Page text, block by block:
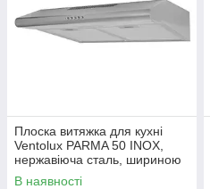
Плоска витяжка для кухні
Ventolux PARMA 50 INOX,
нержавіюча сталь, шириною
50 см, під навісну шафу
В наявності